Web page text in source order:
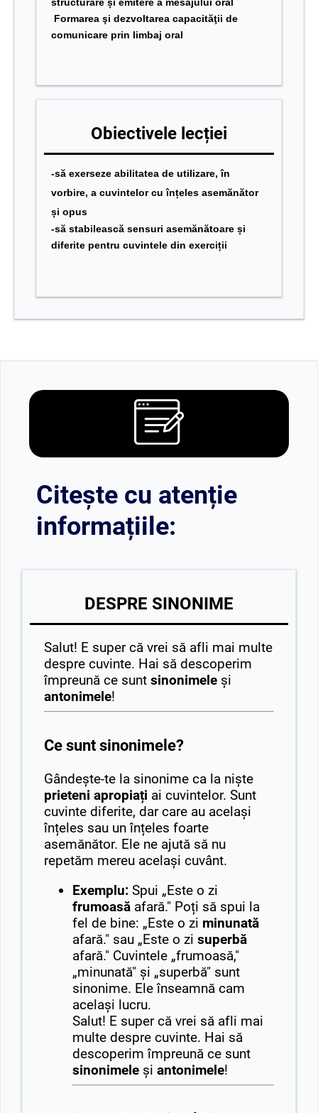
structurare și emitere a mesajului oral
Formarea şi dezvoltarea capacităţii de
comunicare prin limbaj oral
Obiectivele lecției
-să exerseze abilitatea de utilizare, în
vorbire, a cuvintelor cu înțeles asemănător
și opus
-să stabilească sensuri asemănătoare și
diferite pentru cuvintele din exerciții
Citește cu atenție
informațiile:
DESPRE SINONIME
Salut! E super că vrei să afli mai multe
despre cuvinte. Hai să descoperim
împreună ce sunt sinonimele și
antonimele!
Ce sunt sinonimele?
Gândește-te la sinonime ca la niște
prieteni apropiați ai cuvintelor. Sunt
cuvinte diferite, dar care au același
înțeles sau un înțeles foarte
asemănător. Ele ne ajută să nu
repetăm mereu același cuvânt.
Exemplu: Spui „Este o zi
frumoasă afară." Poți să spui la
fel de bine: „Este o zi minunată
afară." sau „Este o zi superbă
afară." Cuvintele „frumoasă,"
„minunată" și „superbă" sunt
sinonime. Ele înseamnă cam
același lucru.
Salut! E super că vrei să afli mai
multe despre cuvinte. Hai să
descoperim împreună ce sunt
sinonimele și antonimele!